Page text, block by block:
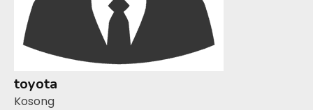
toyota
Kosong